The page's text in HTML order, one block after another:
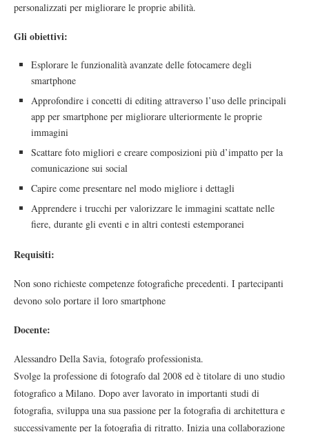
personalizzati per migliorare le proprie abilità.
Gli obiettivi:
Esplorare le funzionalità avanzate delle fotocamere degli
smartphone
Approfondire i concetti di editing attraverso l’uso delle principali
app per smartphone per migliorare ulteriormente le proprie
immagini
Scattare foto migliori e creare composizioni più d’impatto per la
comunicazione sui social
Capire come presentare nel modo migliore i dettagli
Apprendere i trucchi per valorizzare le immagini scattate nelle
fiere, durante gli eventi e in altri contesti estemporanei
Requisiti:
Non sono richieste competenze fotografiche precedenti. I partecipanti
devono solo portare il loro smartphone
Docente:
Alessandro Della Savia, fotografo professionista.
Svolge la professione di fotografo dal 2008 ed è titolare di uno studio
fotografico a Milano. Dopo aver lavorato in importanti studi di
fotografia, sviluppa una sua passione per la fotografia di architettura e
successivamente per la fotografia di ritratto. Inizia una collaborazione